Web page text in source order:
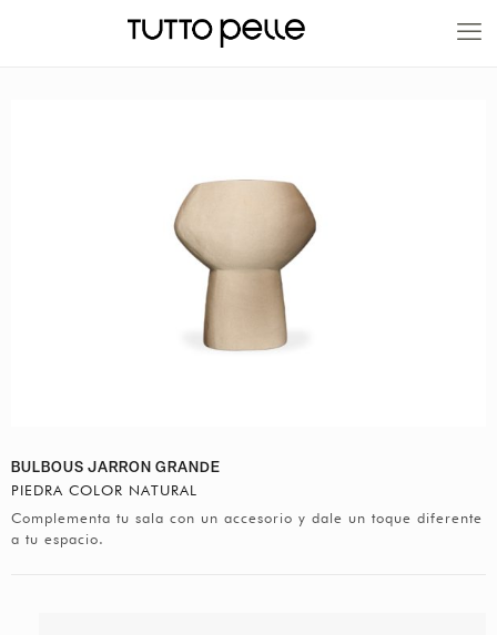
20% EN PRODUCTOS A FABRICACIÓN
BULBOUS JARRON GRANDE
PIEDRA COLOR NATURAL
Complementa tu sala con un accesorio y dale un toque diferente
a tu espacio.